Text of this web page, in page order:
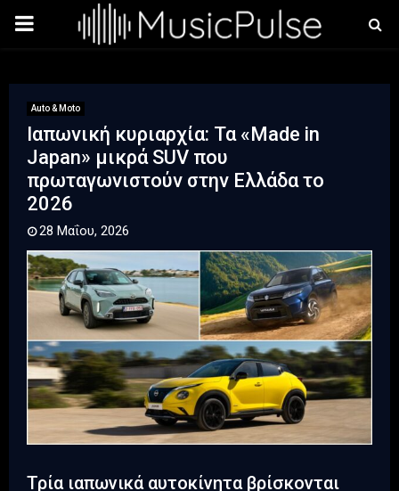
PRIMARY
Auto & Moto
Ιαπωνική κυριαρχία: Τα «Made in
Japan» μικρά SUV που
πρωταγωνιστούν στην Ελλάδα το
2026
28 Μαΐου, 2026
Τρία ιαπωνικά αυτοκίνητα βρίσκονται